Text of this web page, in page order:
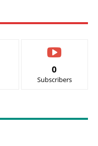
0
Subscribers